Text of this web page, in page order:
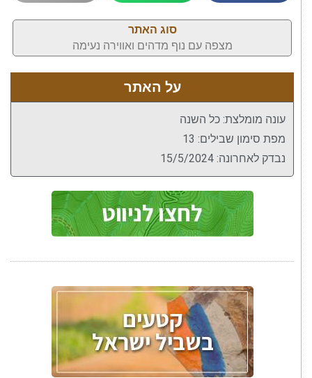
סוג האתר
מצפה עם נוף מדהים ואווירה נעימה
על האתר
עונה מומלצת: כל השנה
מפת סימון שבילים: 13
נבדק לאחרונה: 15/5/2024